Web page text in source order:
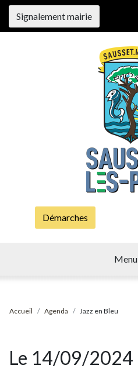
Signalement mairie
Démarches
Menu
Accueil Agenda Jazz en Bleu
Le 14/09/2024